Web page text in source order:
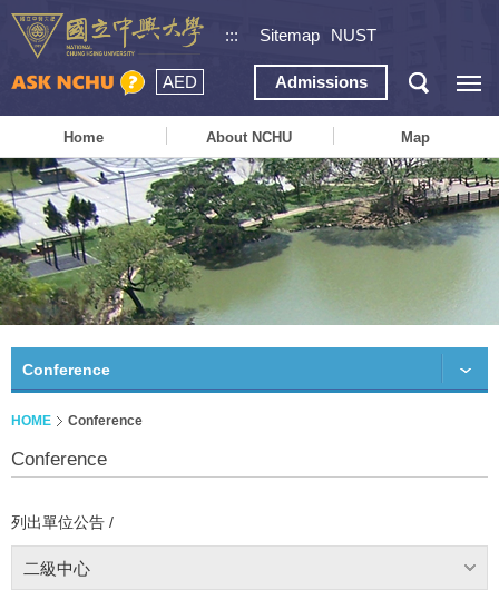
::: Sitemap NUST
AED Admissions
Home About NCHU Map
Conference
HOME Conference
Conference
列出單位公告 /
二級中心